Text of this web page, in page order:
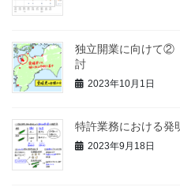
独立開業に向けて②
討
2023年10月1日
特許業務における発
2023年9月18日